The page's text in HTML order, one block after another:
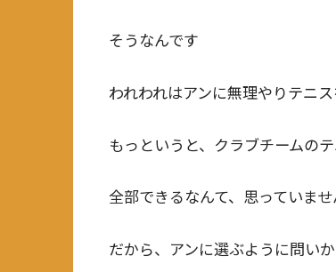
そうなんです
われわれはアンに無理やりテニ
もっというと、クラブチームの
全部できるなんて、思っていませ
だから、アンに選ぶように問い